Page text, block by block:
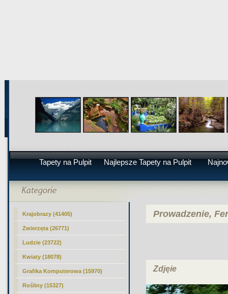
Tapety na Pulpit Najlepsze Tapety na Pulpit
Krajobrazy (41405)
Zwierzęta (26771)
Ludzie (23722)
Kwiaty (18078)
Grafika Komputerowa (15970)
Rośliny (15327)
Prowadzenie,
Zdjęie